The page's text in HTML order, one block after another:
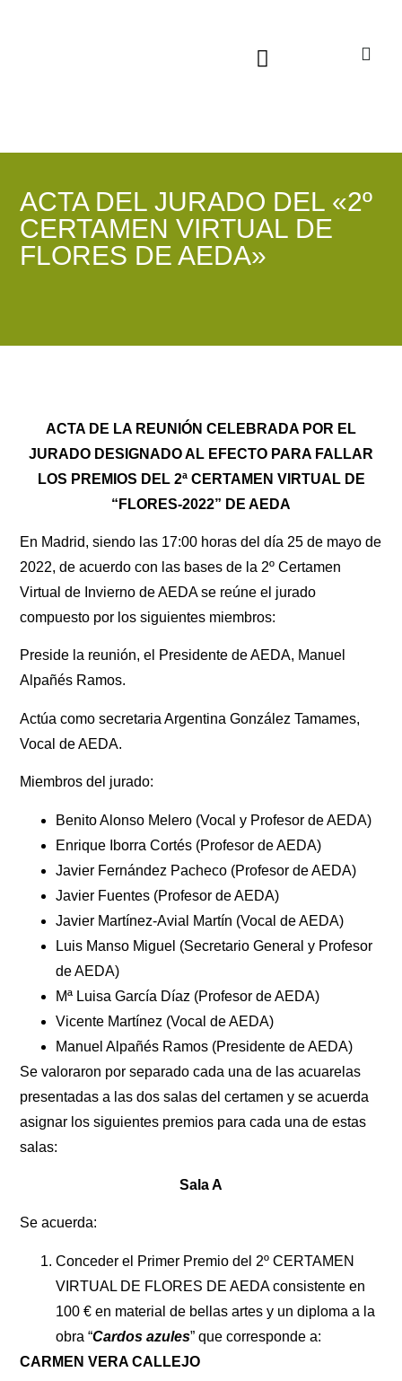
ACTA DEL JURADO DEL «2º
CERTAMEN VIRTUAL DE
FLORES DE AEDA»
ACTA DE LA REUNIÓN CELEBRADA POR EL
JURADO DESIGNADO AL EFECTO PARA FALLAR
LOS PREMIOS DEL 2ª CERTAMEN VIRTUAL DE
“FLORES-2022” DE AEDA
En Madrid, siendo las 17:00 horas del día 25 de mayo de
2022, de acuerdo con las bases de la 2º Certamen
Virtual de Invierno de AEDA se reúne el jurado
compuesto por los siguientes miembros:
Preside la reunión, el Presidente de AEDA, Manuel
Alpañés Ramos.
Actúa como secretaria Argentina González Tamames,
Vocal de AEDA.
Miembros del jurado:
Benito Alonso Melero (Vocal y Profesor de AEDA)
Enrique Iborra Cortés (Profesor de AEDA)
Javier Fernández Pacheco (Profesor de AEDA)
Javier Fuentes (Profesor de AEDA)
Javier Martínez-Avial Martín (Vocal de AEDA)
Luis Manso Miguel (Secretario General y Profesor
de AEDA)
Mª Luisa García Díaz (Profesor de AEDA)
Vicente Martínez (Vocal de AEDA)
Manuel Alpañés Ramos (Presidente de AEDA)
Se valoraron por separado cada una de las acuarelas
presentadas a las dos salas del certamen y se acuerda
asignar los siguientes premios para cada una de estas
salas:
Sala A
Se acuerda:
Conceder el Primer Premio del 2º CERTAMEN
VIRTUAL DE FLORES DE AEDA consistente en
100 € en material de bellas artes y un diploma a la
obra “Cardos azules” que corresponde a:
CARMEN VERA CALLEJO